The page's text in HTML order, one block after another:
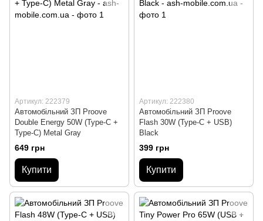
Артикул: 222379
Автомобільний ЗП Proove
Double Energy 50W (Type-C +
Type-C) Metal Gray
649 грн
Купити
Артикул: 222380
Автомобільний ЗП Proove
Flash 30W (Type-C + USB)
Black
399 грн
Купити